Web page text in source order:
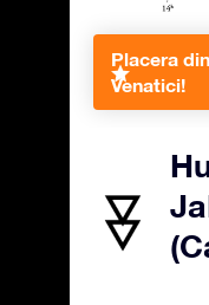
Placera
Venatici!